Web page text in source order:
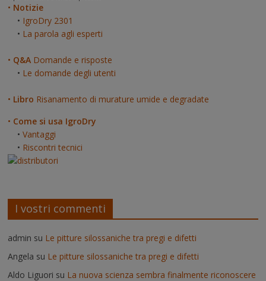
• Notizie
• IgroDry 2301
• La parola agli esperti
• Q&A Domande e risposte
• Le domande degli utenti
• Libro Risanamento di murature umide e degradate
• Come si usa IgroDry
•Vantaggi
• Riscontri tecnici
I vostri commenti
admin su Le pitture silossaniche tra pregi e difetti
Angela su Le pitture silossaniche tra pregi e difetti
Aldo Liguori su La nuova scienza sembra finalmente riconoscere